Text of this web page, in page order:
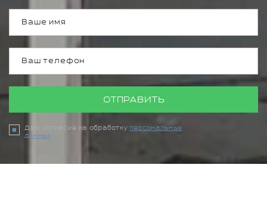
ОТПРАВИТЬ
Даю согласие на обработку персональных
данных